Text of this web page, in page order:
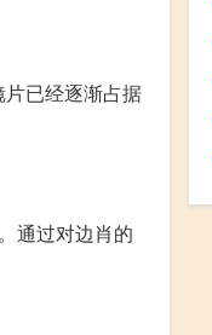
已经逐渐占据
通过对边肖的